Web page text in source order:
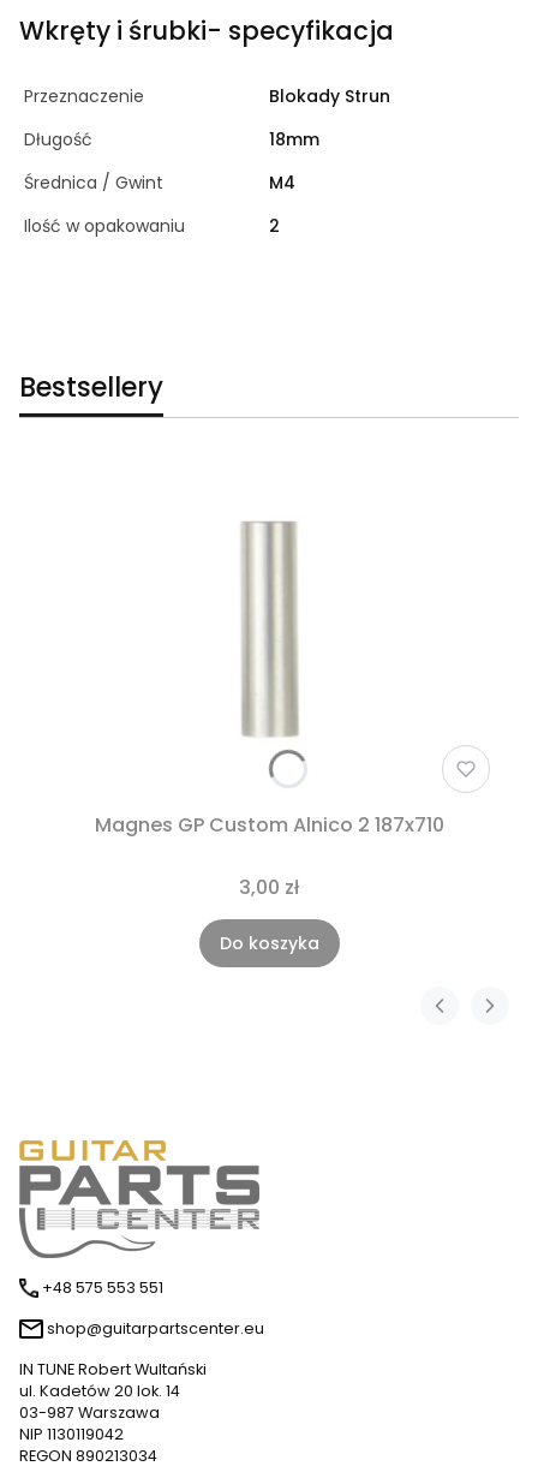
Wkręty i śrubki- specyfikacja
Przeznaczenie
Blokady Strun
Długość
18mm
Średnica / Gwint
M4
Ilość w opakowaniu
2
Bestsellery
Magnes GP Custom Alnico 2 187x710
3,00 zł
Do koszyka
+48 575 553 551
shop@guitarpartscenter.eu
IN TUNE Robert Wultański
ul. Kadetów 20 lok. 14
03-987 Warszawa
NIP 1130119042
REGON 890213034